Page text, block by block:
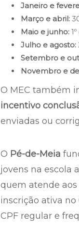
Janeiro e
Março e abril:
Maio e junho:
Julho e agosto:
Setembro e
Novembro e
O MEC também
incentivo
enviadas ou
O Pé-de-Meia
jovens na escola
quem atende
inscrição ativa no
CPF regular e